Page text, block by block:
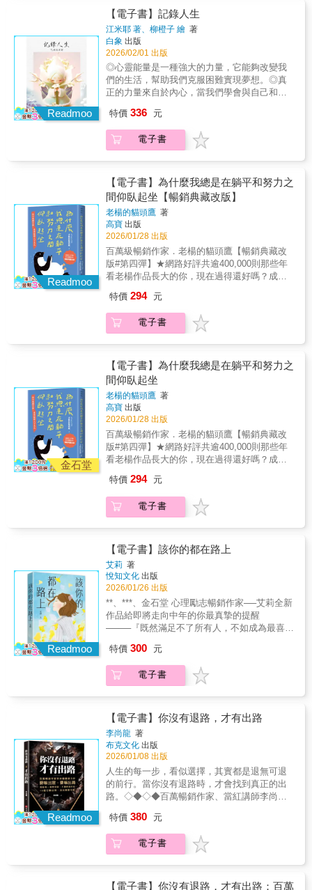
動人心的地方，是作者以自己為案例，用第一
人稱帶領讀者走進他的心路歷程。那份坦誠與
自我揭露，讓人更容易產生共鳴，也更願意停
下來反思自己。書中談覺察、談自我發現，也
談如何在關係中看見彼此的局限：「『愛』有
時候過於沉重，但被理解、被看見，才是真正
讓人鬆一口氣的力量。」因此，只有真正懂得
銳而細膩，能把人心最深處的脆弱與渴望說得
透徹，這本書就像開了一盞燈，陪你看見自
己，也看見身邊重要的人。
一直都是被認可的，一直都是被愛的。那個否
定你的人，只有你自己。．你才是最可能懂你
自己的人，你才是那個「你若懂我，該有多
好」的人，你才是最瞭解自己心底想法、最知
道自己心底真實秘密，最不會欺騙、背叛和離
開自己的人。▍如何察覺他人內心的想法．一
個有修養的人不會有這麼多的看不慣，是因為
滿愛的人，必然會帶著愛去理解和尊重別人，
關懷，都不是真正的關懷。正如當你為了幫助
別人而幫助別人的時候，都不是真正的幫助，
那都是自己的需要。．健康的夫妻關係，則是
他們能帶著愛去解決問題，而不是帶著情緒發
洩到對方身上。▍讀者愛自己推薦這本書最觸
動人心的地方，是作者以自己為案例，用第一
人稱帶領讀者走進他的心路歷程。那份坦誠與
自我揭露，讓人更容易產生共鳴，也更願意停
下來反思自己。書中談覺察、談自我發現，也
談如何在關係中看見彼此的局限：「『愛』有
時候過於沉重，但被理解、被看見，才是真正
讓人鬆一口氣的力量。」因此，只有真正懂得
銳而細膩，能把人心最深處的脆弱與渴望說得
透徹，這本書就像開了一盞燈，陪你看見自
己，也看見身邊重要的人。
撐住了自己的人生。這些故事沒有華麗包裝，
卻真實得令人心頭一震——它們提醒我們：
「只是看起來很努力」的生活，其實最危險；
再好的朋友，也經不起你過度的直白；為了合
群而勉強自己，往往是在浪費青春。全書收錄
47篇隨筆與故事，有的讓人會心一笑，有的令
人鼻酸沉默，也有的，在你最迷惘、最撐不住
的時刻，輕輕推你一把，讓你重新站穩腳步。
如果你相信，夢想不只是口號；如果你仍想靠
自己的雙手，改寫未來——那麼，請在迷惘時
翻開這本書，在撐不下去的時候，讀一小段就
好。你並不孤單。努力的人，本來就不該孤
的位置這是一部陪你走過人生高低起伏的內省
記錄，江米耶以時間為軸，將生命中一次次迷
惘、失去、覺醒與和解，化為內觀而不張揚的
文字，直面人性、情感、命運與選擇的真相。
不談宏大理論，只談每個人都會遇到的痛、
愛、執念與放下；人法地，地法天，天法道，
道法自然，邀你靜靜看見自己——當你不再急
著證明、不再執著圓滿，生命反而開始和諧起
來。◎代理經銷：白象文化更多精彩內容請見
Readmoo
【電子書】記錄人生
江米耶 著、柳橙子 繪 著
白象 出版
2026/02/01 出版
◎心靈能量是一種強大的力量，它能夠改變我
們的生活，幫助我們克服困難實現夢想。◎真
正的力量來自於內心，當我們學會與自己和諧
起探索這份內在的力量，讓心靈的光芒照亮我
們的生活旅程。暫時的困境是生活給予的考驗
上天總是會讓人明白祂每次對你做的安排只為
的位置這是一部陪你走過人生高低起伏的內省
記錄，江米耶以時間為軸，將生命中一次次迷
惘、失去、覺醒與和解，化為內觀而不張揚的
文字，直面人性、情感、命運與選擇的真相。
不談宏大理論，只談每個人都會遇到的痛、
愛、執念與放下；人法地，地法天，天法道，
道法自然，邀你靜靜看見自己——當你不再急
著證明、不再執著圓滿，生命反而開始和諧起
來。◎代理經銷：白象文化更多精彩內容請見
http://www.pressstore.com.tw/freereading/
特價 336 元
電子書
Readmoo
【電子書】為什麼我總是在躺平和努力之
間仰臥起坐【暢銷典藏改版】
老楊的貓頭鷹 著
高寶 出版
2026/01/28 出版
百萬級暢銷作家．老楊的貓頭鷹【暢銷典藏改
版#第四彈】★網路好評共逾400,000則那些年
看老楊作品長大的你，現在過得還好嗎？成為
是自欺欺人了太久#重新看見自己的人生解答之
書▍你不是生來當配角，別和人生過不去！總
認為自己懷才不遇，其實只是才華不足；總說
這個殘酷又美好的世界生存，最該擁有的心態
是當斷則斷，就怕你嘴上說想改變命運，卻一
再重複昨天。這本自我解答之書，將用63個問
題╳81篇文章重啟你的人生。別再為目前的生
活狀態找藉口，真正能喚醒你的，是你對現狀
的不安、對未來的期盼，及不願將就的決心。
畢竟，人生不是販賣機，隨便選也沒關係。▍
這本書，寫給想改變又怕麻煩的你——#如果你
總是對自己心軟一旦你對自己下不了狠手，就
輪到生活對你下狠手。凡是活得很窩囊的人，
無所謂你一直以為妥協、將就一些，這個世界
就會為你讓出一席之地，但最後除了失去更
多，除了怨念，你什麼都不曾得到。#如果你認
熱情，還會抹殺你的努力。它讓你既配不上自
己的野心，也辜負了所受的苦難。不肯努力又
不肯冒險，就永遠沒資格對這個世界指手畫
腳。當你對現況不滿意，請記得，別問生活為
什麼，先問自己憑什麼。▍當頭棒喝問醒你的
63個問題「沒羞沒臊」的問題1. 你覺得兩個人
在一起，是喜歡重要，還是合適重要？2. 你是
「不分男女」的問題1. 你是否會覺得，另一種
性別會活得相對容易一些？2. 假如有選擇權，
你會選擇變成另一種性別嗎？如果改變了，你
覺得自己會活成什麼模樣？「信仰」的問題1.
足三十公尺才抓住一根藤蔓。你無比絕望地大
喊：「救命啊，上面有人嗎？」這時候，你聽
到一個聲音：「我是上帝，你放手吧，放手就
得救了。」你會放手嗎？還是繼續喊救命？2.
在你的葬禮上，你最希望聽到朋友們議論你什
麼？*本書為改版書，原書名《裝睡的人叫不
醒，再不清醒窮死你》
特價 294 元
電子書
金石堂
【電子書】為什麼我總是在躺平和努力之
間仰臥起坐
老楊的貓頭鷹 著
高寶 出版
2026/01/28 出版
百萬級暢銷作家．老楊的貓頭鷹【暢銷典藏改
版#第四彈】★網路好評共逾400,000則那些年
看老楊作品長大的你，現在過得還好嗎？成為
是自欺欺人了太久#重新看見自己的人生解答之
書▍你不是生來當配角，別和人生過不去！總
認為自己懷才不遇，其實只是才華不足；總說
這個殘酷又美好的世界生存，最該擁有的心態
是當斷則斷，就怕你嘴上說想改變命運，卻一
再重複昨天。這本自我解答之書，將用63個問
題╳81篇文章重啟你的人生。別再為目前的生
活狀態找藉口，真正能喚醒你的，是你對現狀
的不安、對未來的期盼，及不願將就的決心。
畢竟，人生不是販賣機，隨便選也沒關係。▍
這本書，寫給想改變又怕麻煩的你——#如果你
總是對自己心軟一旦你對自己下不了狠手，就
都是因為對自己太好了。#如果你認為偶爾妥協
無所謂你一直以為妥協、將就一些，這個世界
就會為你讓出一席之地，但最後除了失去更
為人生只是重在參與這般心態不僅會毀了你的
熱情，還會抹殺你的努力。它讓你既配不上自
己的野心，也辜負了所受的苦難。不肯努力又
不肯冒險，就永遠沒資格對這個世界指手畫
腳。當你對現況不滿意，請記得，別問生活為
什麼，先問自己憑什麼。▍當頭棒喝問醒你的
63個問題「沒羞沒臊」的問題1. 你覺得兩個人
如何區分「一往情深」和「死纏爛打」的？
「不分男女」的問題1. 你是否會覺得，另一種
性別會活得相對容易一些？2. 假如有選擇權，
想像一下，你失足掉進了一個深井裡，掉了足
特價 294 元
電子書
Readmoo
【電子書】該你的都在路上
艾莉 著
悅知文化 出版
2026/01/26 出版
**、***、金石堂 心理勵志暢銷作家──艾莉全新
作品給即將走向中年的你最真摯的提醒
────『既然滿足不了所有人，不如成為最喜歡
大人所遇到的「麻煩」，那些關於對自我的認
定、界線的維護、職場的權力拉鋸、難解的情
感關係……以更聰明的方法來面對嶄新的人
而是收穫各種被人生洗滌過的技能：辨別人際
的惡意、解決工作的方法、感情的取捨，只不
過還是有被打敗的時候…..或許就由艾莉以過來
人的身分慢慢說。■ 善良不用多，45%就好
────不期待自己夠善良到一定要幫助別人，只
求做到最低限度的不加害他人。■ 拉出最舒服
的距離────把內心那個委屈的小孩照顧好，任
何要求只要感覺討厭就不再勉強自己去接受。■
沒有人不委屈────職場不光是一個賺取金錢的
疼痛的學校。■ 情緒必須抒發，而非活埋────
當情緒的載體，而不是容器。適當表達出自己
的底線和立場，卸載之後，就繼續日子該有的
平穩節奏。■ 不再執著「你很棒」的稱讚────
特價 300 元
電子書
Readmoo
【電子書】你沒有退路，才有出路
李尚龍 著
布克文化 出版
2026/01/08 出版
人生的每一步，看似選擇，其實都是退無可退
的前行。當你沒有退路時，才會找到真正的出
路。◇◆◇◆百萬暢銷作家、當紅講師李尚
多年教學與職涯輔導經驗，從時間管理、溝通
技巧、跨界學習、自律心法，到認知升級、職
場定位、人際經營，全方位解答年輕世代在學
起，願意前行，就能活出屬於自己的版本。
特價 380 元
電子書
【電子書】你沒有退路，才有出路：百萬